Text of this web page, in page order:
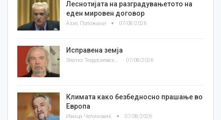
Леснотијата на разградувањетото на
еден мировен договор
Азис Положани 07/08/2026
Исправена земја
Златко Теодосиевски 07/08/2026
Климата како безбедносно прашање во
Европа
Ивица Челиковиќ 07/08/2026